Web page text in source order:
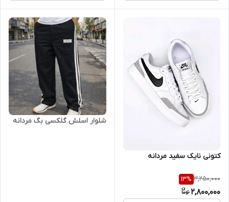
کتونی نایک سفید مردانه
3,250,000
13%
2,800,000
شلوار اسلش گلکسی بگ مردانه